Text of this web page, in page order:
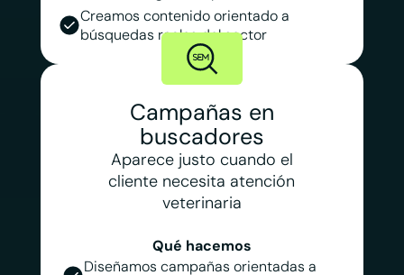
Creamos contenido orientado a
búsquedas reales del sector
Campañas en
buscadores
Aparece justo cuando el
cliente necesita atención
veterinaria
Qué hacemos
Diseñamos campañas orientadas a